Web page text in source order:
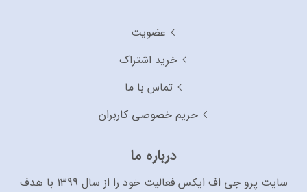
عضویت
خرید اشتراک
تماس با ما
حریم خصوصی کاربران
درباره ما
سایت پرو جی اف ایکس فعالیت خود را از سال 1399 با هدف